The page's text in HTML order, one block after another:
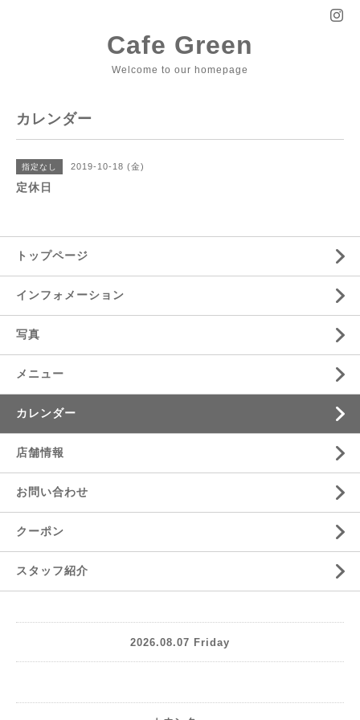
Cafe Green
Welcome to our homepage
カレンダー
指定なし 2019-10-18 (金)
定休日
トップページ
インフォメーション
写真
メニュー
カレンダー
店舗情報
お問い合わせ
クーポン
スタッフ紹介
2026.08.07 Friday